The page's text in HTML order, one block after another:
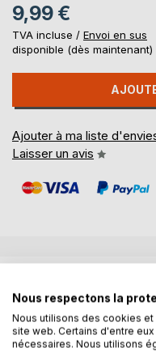
9,99 €
TVA incluse / Envoi en sus
disponible (dès maintenant)
Ajouter à ma liste
Laisser un avis
Il ne se sent pas très
Nous respectons la
Nous utilisons des cookies
site web. Certains d'entre
nécessaires. Nous utilisons